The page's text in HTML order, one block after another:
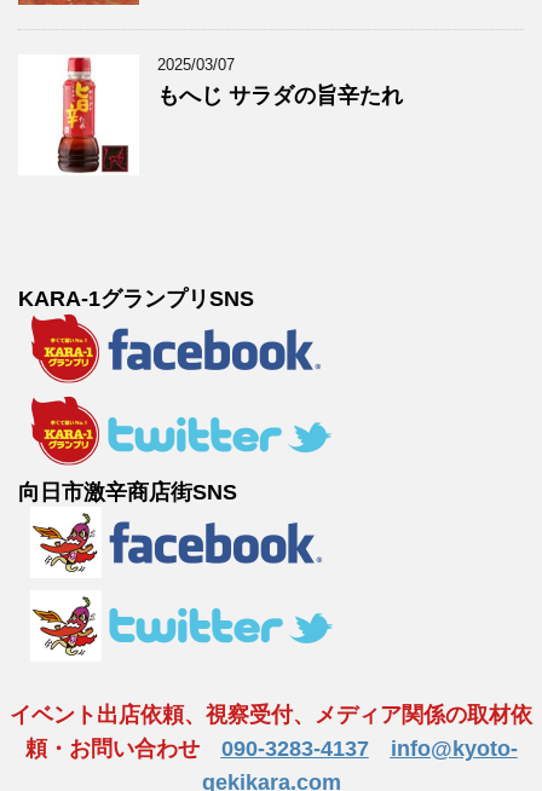
2025/03/07
もへじ サラダの旨辛たれ
KARA-1グランプリSNS
向日市激辛商店街SNS
イベント出店依頼、視察受付、メディア関係の取材依
頼・お問い合わせ 090-3283-4137
info@kyoto-
gekikara.com